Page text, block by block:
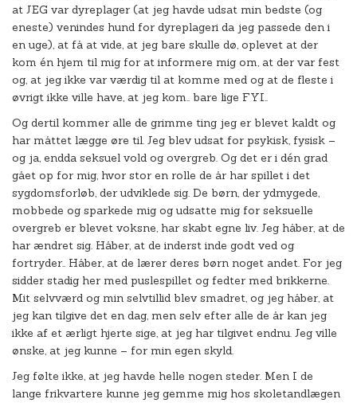
at JEG var dyreplager (at jeg havde udsat min bedste (og
eneste) venindes hund for dyreplageri da jeg passede den i
en uge), at få at vide, at jeg bare skulle dø, oplevet at der
kom én hjem til mig for at informere mig om, at der var fest
og, at jeg ikke var værdig til at komme med og at de fleste i
øvrigt ikke ville have, at jeg kom.. bare lige FYI..
Og dertil kommer alle de grimme ting jeg er blevet kaldt og
har måttet lægge øre til. Jeg blev udsat for psykisk, fysisk –
og ja, endda seksuel vold og overgreb. Og det er i dén grad
gået op for mig, hvor stor en rolle de år har spillet i det
sygdomsforløb, der udviklede sig. De børn, der ydmygede,
mobbede og sparkede mig og udsatte mig for seksuelle
overgreb er blevet voksne, har skabt egne liv. Jeg håber, at de
har ændret sig. Håber, at de inderst inde godt ved og
fortryder.. Håber, at de lærer deres børn noget andet. For jeg
sidder stadig her med puslespillet og fedter med brikkerne.
Mit selvværd og min selvtillid blev smadret, og jeg håber, at
jeg kan tilgive det en dag, men selv efter alle de år kan jeg
ikke af et ærligt hjerte sige, at jeg har tilgivet endnu. Jeg ville
ønske, at jeg kunne – for min egen skyld.
Jeg følte ikke, at jeg havde helle nogen steder. Men I de
lange frikvartere kunne jeg gemme mig hos skoletandlægen